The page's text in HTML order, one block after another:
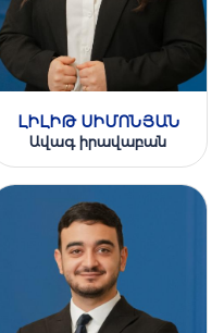
ԼԻԼԻԹ ՍԻՄՈՆՅԱՆ
Ավագ իրավաբան